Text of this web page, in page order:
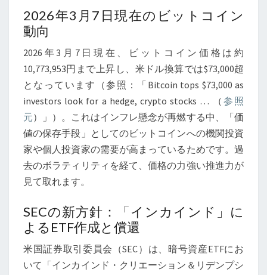
需
機
関
入
が
加
速
す
景
【2026
年
3
2026年3月7日現在のビットコイン
動向
2026年3月7日現在、ビットコイン価格は約
10,773,953円まで上昇し、米ドル換算では$73,000超
となっています（参照：「Bitcoin tops $73,000 as
investors look for a hedge, crypto stocks … （ 参照
元）」）。これはインフレ懸念が再燃する中、「価
値の保存手段」としてのビットコインへの機関投資
家や個人投資家の需要が高まっているためです。過
去のボラティリティを経て、価格の力強い推進力が
見て取れます。
SECの新方針：「インカインド」に
よるETF作成と償還
米国証券取引委員会（SEC）は、暗号資産ETFにお
いて「インカインド・クリエーション＆リデンプシ